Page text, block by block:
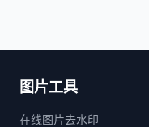
图片工具
在线图片去水印